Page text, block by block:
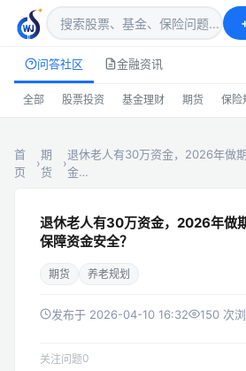
问答社区 金融资讯
全部 股票投资 基金理财 期货 保险
首
页
›
期
货
›
退休老人有30万资金，2026年做
金…
退休老人有30万资金，2026年做
保障资金安全？
期货 养老规划
发布于 2026-04-10 16:32 150 次
关注问题0